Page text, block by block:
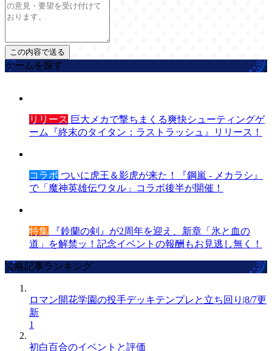
ゲームを探す
リリース 巨大メカで撃ちまくる爽快シューティングゲ
ーム『終末のタイタン：ラストラッシュ』リリース！
コラボ ついに虎王＆影虎が来た！『鋼嵐 - メカラシ』
で「魔神英雄伝ワタル」コラボ後半が開催！
特集 『鈴蘭の剣』が2周年を迎え、新章「氷と血の
道」を解禁ッ！記念イベントの報酬もお見逃し無く！
攻略記事ランキング
ロマン開花学園の投手デッキテンプレと立ち回り|8/7更
新
1
初白百合のイベントと評価